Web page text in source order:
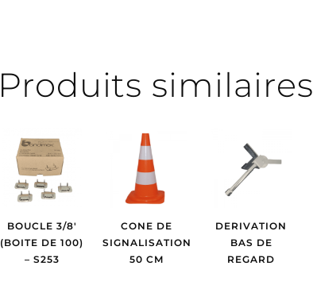
Produits similaires
BOUCLE 3/8′
(BOITE DE 100)
– S253
CONE DE
SIGNALISATION
50 CM
DERIVATION
BAS DE
REGARD